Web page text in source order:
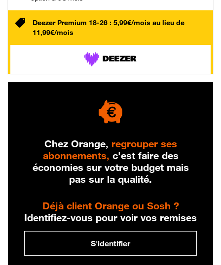
Deezer Premium 18-26 : 5,99€/mois au lieu de
11,99€/mois
Chez Orange, regrouper ses
abonnements, c'est faire des
économies sur votre budget mais
pas sur la qualité.
Déjà client Orange ou Sosh ?
Identifiez-vous pour voir vos remises
S'identifier